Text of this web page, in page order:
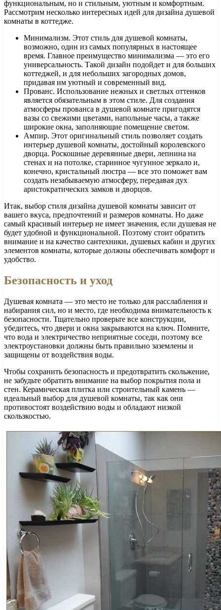
функциональным, но и стильным, уютным и комфортным.
Рассмотрим несколько интересных идей для дизайна душевой
комнаты в коттедже.
Минимализм. Этот стиль для душевой комнаты,
возможно, один из самых популярных в настоящее
время. Главное преимущество минимализма — это его
универсальность. Такой дизайн подойдет и для больших
коттеджей, и для небольших загородных домов,
придавая им уютный и современный вид.
Прованс. Использование нежных и светлых оттенков
является обязательным в этом стиле. Для создания
атмосферы прованса в душевой комнате пригодятся
вазы со свежими цветами, напольные часы, а также
широкие окна, заполняющие помещение светом.
Ампир. Этот оригинальный стиль позволяет создать
интерьер душевой комнаты, достойный королевского
дворца. Роскошные деревянные двери, лепнина на
стенах и на потолке, старинное чугунное зеркало и,
конечно, кристальный люстра — все это поможет вам
создать незабываемую атмосферу, передавая дух
аристократических замков и дворцов.
Итак, выбор стиля дизайна душевой комнаты зависит от
вашего вкуса, предпочтений и размеров комнаты. Но даже
самый красивый интерьер не имеет значения, если душевая не
будет удобной и функциональной. Поэтому стоит обратить
внимание и на качество сантехники, душевых кабин и других
элементов комнаты, которые должны обеспечивать комфорт и
удобство.
Безопасность и уход
Душевая комната — это место не только для расслабления и
набирания сил, но и место, где необходима внимательность к
безопасности. Тщательно проверьте все конструкции,
убедитесь, что двери и окна закрываются на ключ. Помните,
что вода и электричество неприятные соседи, поэтому все
электроустановки должны быть правильно заземлены и
защищены от воздействия воды.
Чтобы сохранить безопасность и предотвратить скольжение,
не забудьте обратить внимание на выбор покрытия пола и
стен. Керамическая плитка или строительный камень —
идеальный выбор для душевой комнаты, так как они
противостоят воздействию воды и обладают низкой
скользкостью.